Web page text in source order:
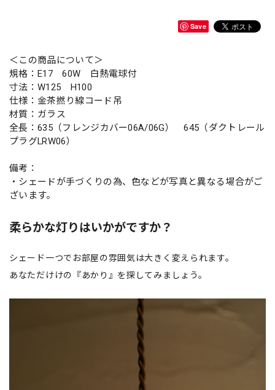
Save
＜この商品について＞
規格：E17 60W 白熱電球付
寸法：W125 H100
仕様：金茶撚り線コード吊
材質：ガラス
全長：635（フレンジカバー06A/06G） 645（ダクトレール
プラグLRW06）
備考：
・シェードが手づくりの為、色などが写真と異なる場合がご
ざいます。
柔らかな灯りはいかがですか？
シェード一つでお部屋の雰囲気は大きく変えられます。
あなただけけの『あかり』を探してみましょう。